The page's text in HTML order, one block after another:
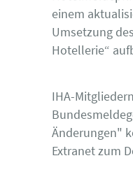
einem
Umsetzung
Hotellerie“
IHA-
Änderungen"
Extranet zum